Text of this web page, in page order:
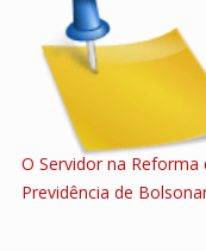
O Servidor na Reforma
Previdência de